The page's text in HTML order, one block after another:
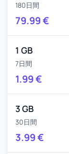
180日間
79.99€
1 GB
7日間
1.99€
3 GB
30日間
3.99€